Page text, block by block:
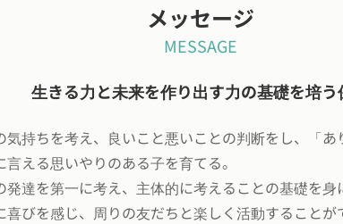
メッセージ
MESSAGE
生きる力と未来を作り出す力の基礎を培う
気持ちを考え、良いこと悪いことの判断をし、「
える思いやりのある子を育てる。
発達を第一に考え、主体的に考えることの基礎を身
喜びを感じ、周りの友だちと楽しく活動すること